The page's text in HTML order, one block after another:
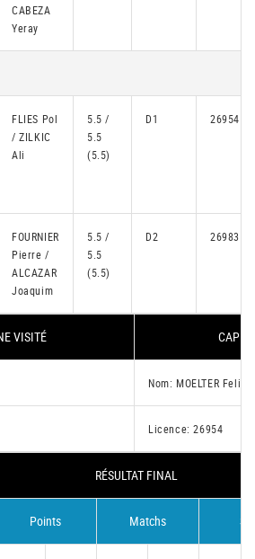
CABEZA
Yeray
FLIES Pol
/ ZILKIC
Ali
5.5 /
5.5
(5.5)
D1 26954
FOURNIER
Pierre /
ALCAZAR
Joaquim
5.5 /
5.5
(5.5)
D2 26983
VISITÉ
Nom: MOELTER Felix
Licence: 26954
RÉSULTAT FINAL
Points Matchs